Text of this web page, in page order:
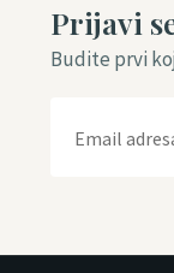
Prijavi
Budite prvi